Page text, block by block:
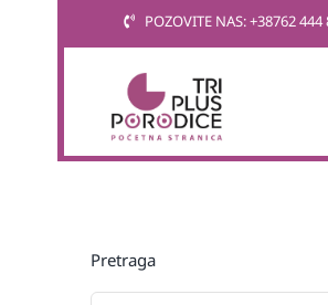
POZOVITE NAS: +38762 444
Pretraga